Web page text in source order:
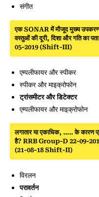
संगीत
एक SONAR में मौजूद मुख्य उपकरण
वस्तुओं की दूरी, दिशा और गति का
05-2019 (Shift-III)
एम्पलीफायर और स्पीकर
स्पीकर और माइक्रोफोन
ट्रांसमीटर और डिटेक्टर
एम्पलीफायर और माइक्रोफोन
लगातार या एकाधिक, ….. के कारण
है? RRB Group-D 22-09-
(21-08-18 Shift-II)
विरलन
परावर्तन